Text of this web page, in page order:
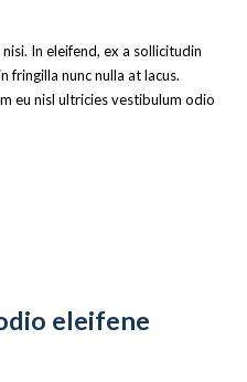
In eleifend, ex a sollicitudin
fringilla nunc nulla at lacus.
eu nisl ultricies vestibulum odio
eleifene